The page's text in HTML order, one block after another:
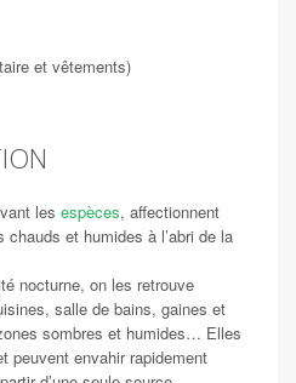
et vêtements)
les espèces, affectionnent
et humides à l’abri de la
nocturne, on les retrouve
salle de bains, gaines et
sombres et humides… Elles
peuvent envahir rapidement